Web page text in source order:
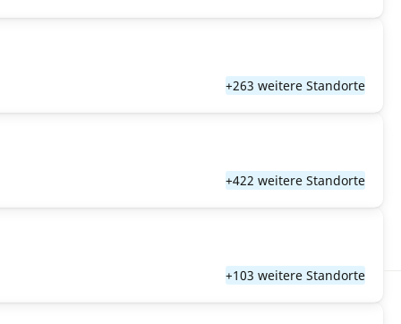
+263 weitere Standorte
+422 weitere Standorte
+103 weitere Standorte